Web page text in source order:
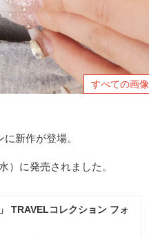
すべての画像
新作が登場。
）に発売されました。
TRAVELコレクション フォ